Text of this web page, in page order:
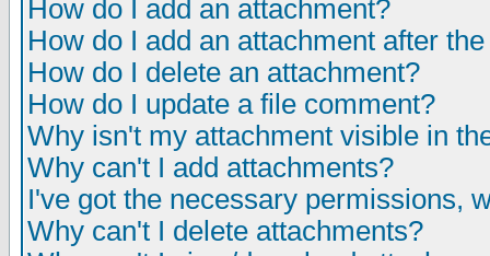
How do I add an attachment?
How do I add an attachment after
How do I delete an attachment?
How do I update a file comment?
Why isn't my attachment visible in
Why can't I add attachments?
I've got the necessary permissions,
Why can't I delete attachments?